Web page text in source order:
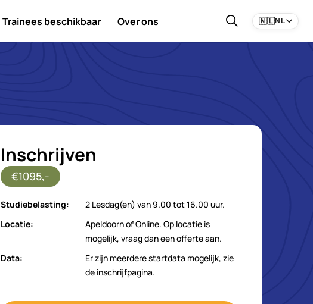
Trainees beschikbaar Over ons 🇳🇱NL
Inschrijven
€1095,-
Studiebelasting:
2 Lesdag(en) van 9.00 tot 16.00 uur.
Locatie:
Apeldoorn of Online. Op locatie is
mogelijk, vraag dan een offerte aan.
Data:
Er zijn meerdere startdata mogelijk, zie
de inschrijfpagina.